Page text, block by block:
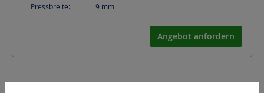
Pressbreite:
9 mm
Angebot anfordern